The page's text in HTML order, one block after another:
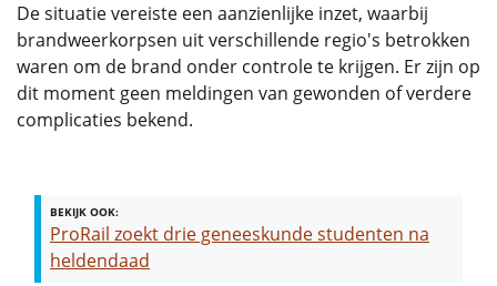
De situatie vereiste een aanzienlijke inzet, waarbij
brandweerkorpsen uit verschillende regio's betrokken
waren om de brand onder controle te krijgen. Er zijn op
dit moment geen meldingen van gewonden of verdere
complicaties bekend.
BEKIJK OOK:
ProRail zoekt drie geneeskunde studenten na
heldendaad